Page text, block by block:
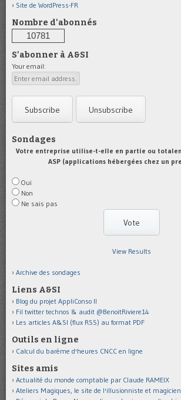
Site de WordPress-FR
Nombre d'abonnés
10781
S'abonner à A&SI
Your email:
Sondages
Votre entreprise utilise-t-elle en partie ou
ASP (applications hébergées chez un
Oui
Non
Ne sais pas
View Results
Archive des sondages
Liens A&SI
Blog du projet AppliConso II
Fil twitter technos & audit @BenoitRiviere14
Les articles A&SI (flux RSS) au format PDF
Outils en ligne
Calcul du barème d'heures CNCC en ligne
Sites amis
Actualité du monde comptable par Claude RAMEIX
Ateliers Magiques, le site de l'illusionniste et